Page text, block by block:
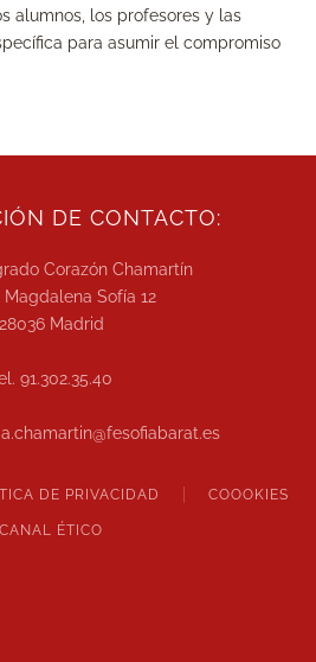
alumnos, los profesores y las
para asumir el compromiso
DE CONTACTO:
Corazón Chamartín
Sofía 12
28036 Madrid
91.302.35.40
DE PRIVACIDAD COOOKIES
CANAL ÉTICO